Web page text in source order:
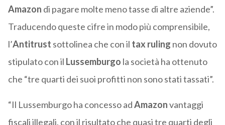
Amazon di pagare molte meno tasse di altre aziende”.
Traducendo queste cifre in modo più comprensibile,
l’Antitrust sottolinea che con il tax ruling non dovuto
stipulato con il Lussemburgo la società ha ottenuto
che “tre quarti dei suoi profitti non sono stati tassati”.
“Il Lussemburgo ha concesso adAmazonvantaggi
fiscali illegali, con il risultato che quasi tre quarti degli